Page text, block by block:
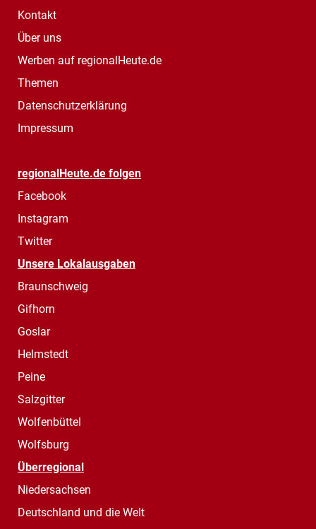
Kontakt
Über uns
Werben auf regionalHeute.de
Themen
Datenschutzerklärung
Impressum
regionalHeute.de folgen
Facebook
Instagram
Twitter
Unsere Lokalausgaben
Braunschweig
Gifhorn
Goslar
Helmstedt
Peine
Salzgitter
Wolfenbüttel
Wolfsburg
Überregional
Niedersachsen
Deutschland und die Welt